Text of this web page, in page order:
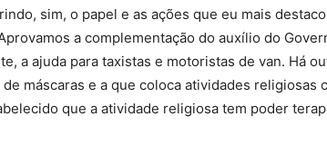
sim, o papel e as ações que eu mais
a complementação do auxílio do
a ajuda para taxistas e motoristas de van. Há
máscaras e a que coloca atividades religiosas
que a atividade religiosa tem poder